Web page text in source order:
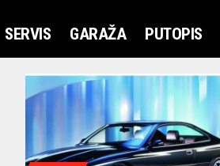
SERVIS GARAŽA PUTOPIS